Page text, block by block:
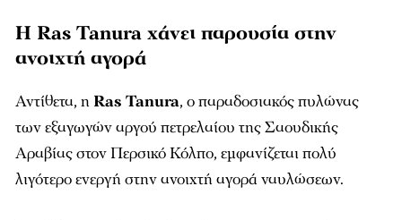
Η Ras Tanura χάνει παρουσία στην
ανοιχτή αγορά
Αντίθετα, η Ras Tanura, ο παραδοσιακός πυλώνας
των εξαγωγών αργού πετρελαίου της Σαουδικής
Αραβίας στον Περσικό Κόλπο, εμφανίζεται πολύ
λιγότερο ενεργή στην ανοιχτή αγορά ναυλώσεων.